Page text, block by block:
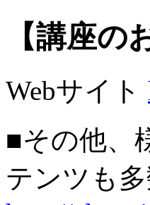
【講座
Webサイト
■その他、
テンツも